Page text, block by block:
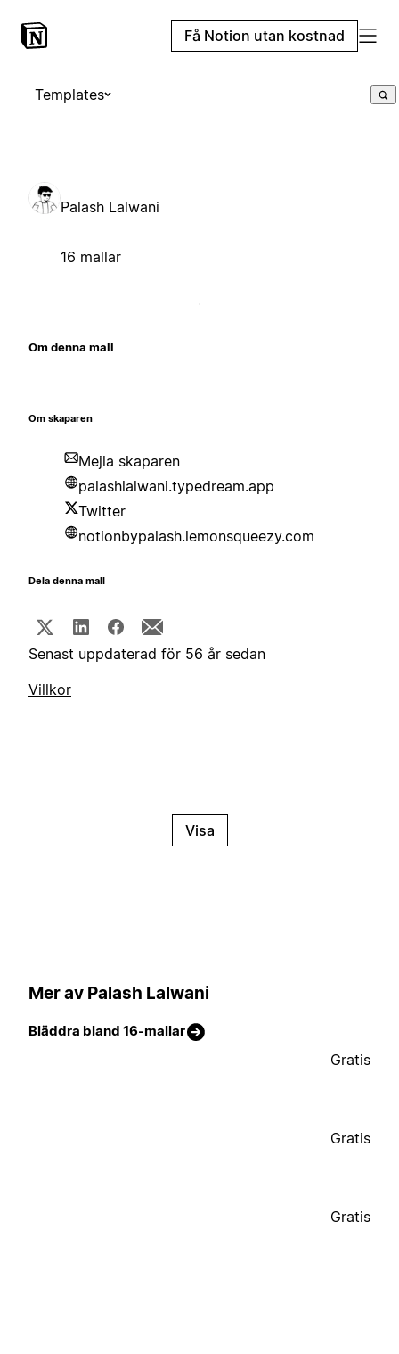
Få Notion utan kostnad
Templates
Palash Lalwani
16 mallar
Om denna mall
Om skaparen
Mejla skaparen
palashlalwani.typedream.app
Twitter
notionbypalash.lemonsqueezy.com
Dela denna mall
Senast uppdaterad för 56 år sedan
Villkor
Visa
Mer av Palash Lalwani
Bläddra bland 16-mallar
Gratis
Gratis
Gratis